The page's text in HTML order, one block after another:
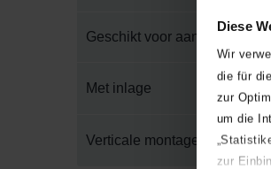
Diese
Wir
die für
zur
um die
zur
Geschikt voor aantal buizen
Met inlage
Verticale montage